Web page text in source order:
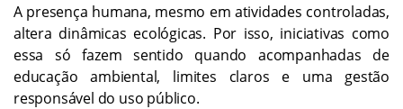
A presença humana, mesmo em atividades controladas,
altera dinâmicas ecológicas. Por isso, iniciativas como
essa só fazem sentido quando acompanhadas de
educação ambiental, limites claros e uma gestão
responsável do uso público.